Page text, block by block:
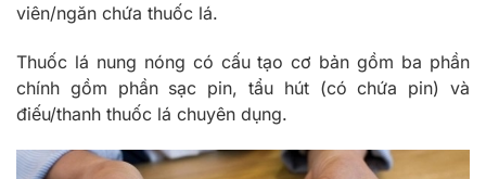
viên/ngăn chứa thuốc lá.
Thuốc lá nung nóng có cấu tạo cơ bản gồm ba phần
chính gồm phần sạc pin, tẩu hút (có chứa pin) và
điếu/thanh thuốc lá chuyên dụng.